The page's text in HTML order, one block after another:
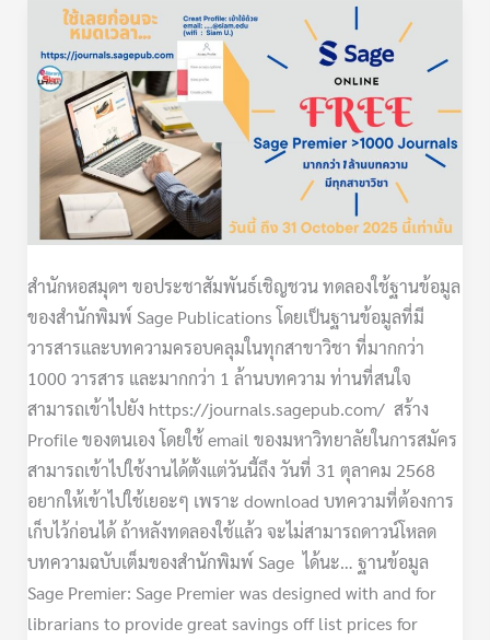
สำนักหอสมุดฯ ขอประชาสัมพันธ์เชิญชวน ทดลองใช้ฐานข้อมูล
ของสำนักพิมพ์ Sage Publications โดยเป็นฐานข้อมูลที่มี
วารสารและบทความครอบคลุมในทุกสาขาวิชา ที่มากกว่า
1000 วารสาร และมากกว่า 1 ล้านบทความ ท่านที่สนใจ
สามารถเข้าไปยัง https://journals.sagepub.com/ สร้าง
Profile ของตนเอง โดยใช้ email ของมหาวิทยาลัยในการสมัคร
สามารถเข้าไปใช้งานได้ตั้งแต่วันนี้ถึง วันที่ 31 ตุลาคม 2568
อยากให้เข้าไปใช้เยอะๆ เพราะ download บทความที่ต้องการ
เก็บไว้ก่อนได้ ถ้าหลังทดลองใช้แล้ว จะไม่สามารถดาวน์โหลด
บทความฉบับเต็มของสำนักพิมพ์ Sage ได้นะ… ฐานข้อมูล
Sage Premier: Sage Premier was designed with and for
librarians to provide great savings off list prices for
ทดลอง
ใช้:
ฐาน
ข้อมูล
Sage
Journals